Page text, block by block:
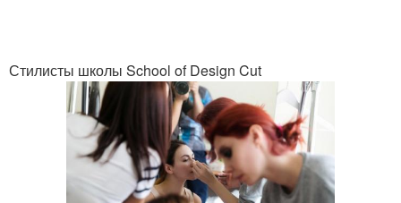
Стилисты школы School of Design Cut